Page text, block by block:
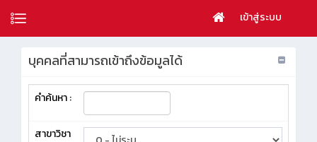
เข้าสู่ระบบ
บุคคลที่สามารถเข้าถึงข้อมูลได้
คำค้นหา :
สาขาวิชา